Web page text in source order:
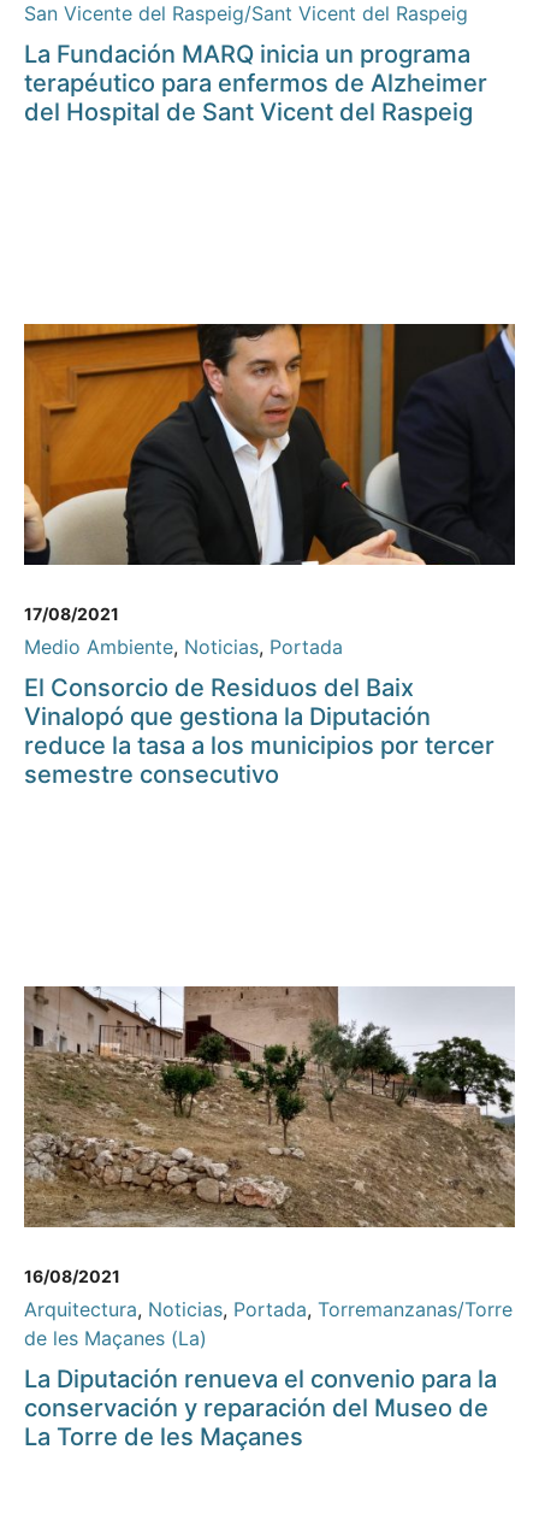
San Vicente del Raspeig/Sant Vicent del Raspeig
La Fundación MARQ inicia un programa
terapéutico para enfermos de Alzheimer
del Hospital de Sant Vicent del Raspeig
17/08/2021
Medio Ambiente, Noticias, Portada
El Consorcio de Residuos del Baix
Vinalopó que gestiona la Diputación
reduce la tasa a los municipios por tercer
semestre consecutivo
16/08/2021
Arquitectura, Noticias, Portada, Torremanzanas/Torre
de les Maçanes (La)
La Diputación renueva el convenio para la
conservación y reparación del Museo de
La Torre de les Maçanes